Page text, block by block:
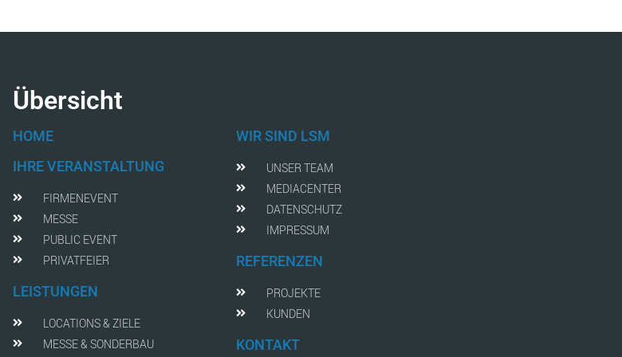
Übersicht
HOME
IHRE VERANSTALTUNG
FIRMENEVENT
MESSE
PUBLIC EVENT
PRIVATFEIER
LEISTUNGEN
LOCATIONS & ZIELE
MESSE & SONDERBAU
WIR SIND LSM
UNSER TEAM
MEDIACENTER
DATENSCHUTZ
IMPRESSUM
REFERENZEN
PROJEKTE
KUNDEN
KONTAKT